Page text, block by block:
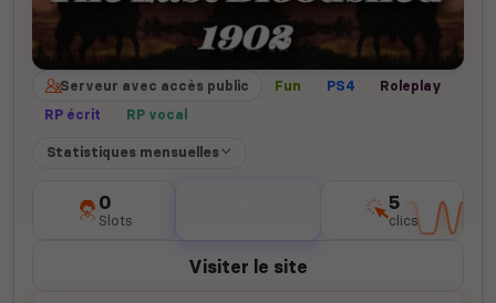
Serveur avec accès public Fun PS4
Roleplay
RP écrit
RP vocal
Statistiques mensuelles
0
Slots
5
clics
Visiter le site